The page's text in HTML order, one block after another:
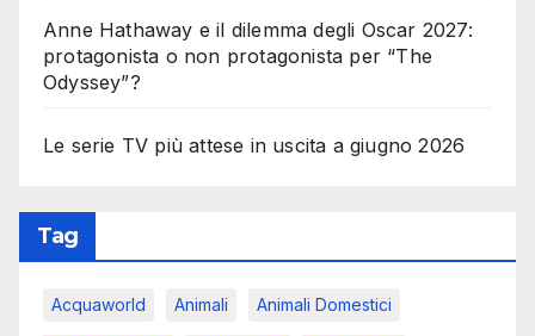
Anne Hathaway e il dilemma degli Oscar 2027:
protagonista o non protagonista per “The
Odyssey”?
Le serie TV più attese in uscita a giugno 2026
Tag
Acquaworld Animali Animali Domestici